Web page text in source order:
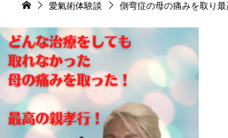
愛氣術体験談 側弯症の母の痛みを取り最